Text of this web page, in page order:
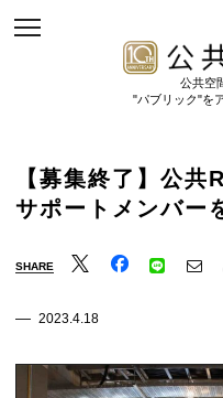
公共空
"パブリック"を
【募集終了】公共
サポートメンバー
SHARE
2023.4.18